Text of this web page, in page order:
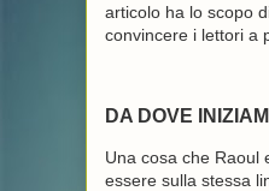
articolo ha lo scopo
convincere i lettori a
DA DOVE
Una cosa che Raoul
essere sulla stessa